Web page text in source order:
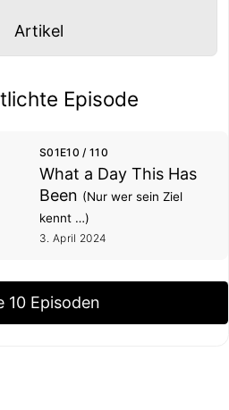
Panel mit
Artikel
Episode
S01E10 / 110
What a Day This Has
Been (Nur wer sein Ziel
kennt …)
3. April 2024
10 Episoden